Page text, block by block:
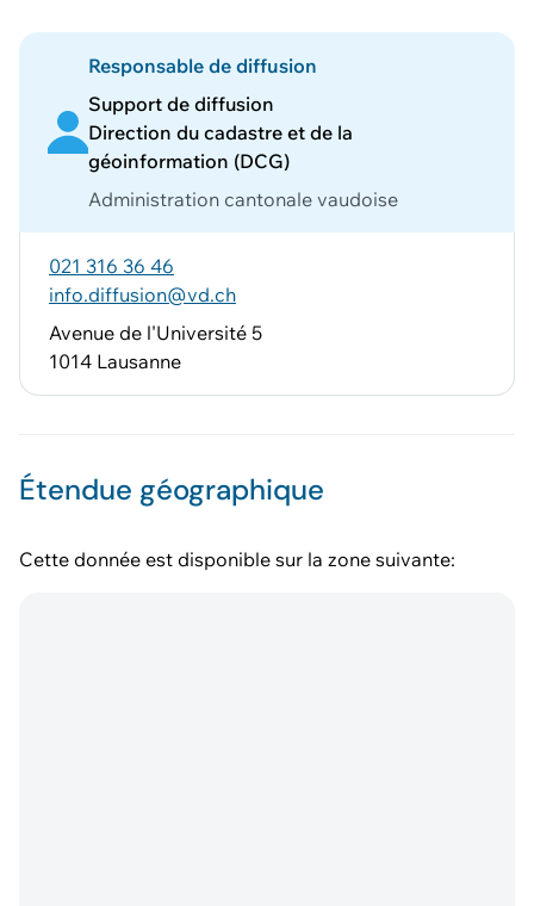
Responsable de diffusion
Support de diffusion
Direction du cadastre et de la
géoinformation (DCG)
Administration cantonale vaudoise
021 316 36 46
info.diffusion@vd.ch
Avenue de l'Université 5
1014 Lausanne
Étendue géographique
Cette donnée est disponible sur la zone suivante: